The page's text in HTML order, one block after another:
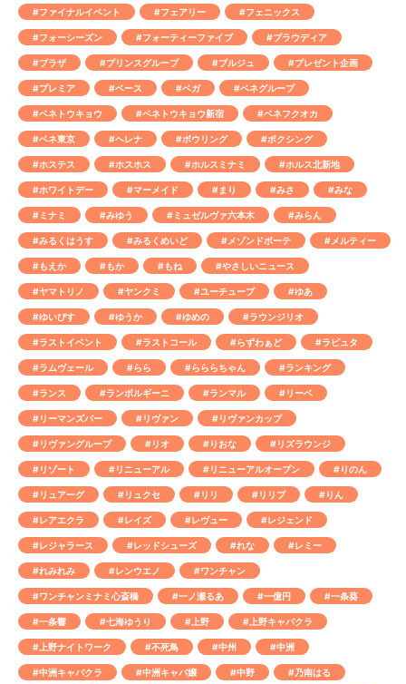
#ファイナルイベント #フェアリー #フェニックス
#フォーシーズン #フォーティーファイブ #プラウディア
#プラザ #プリンスグループ #ブルジュ #プレゼント企画
#プレミア #ベース #ベガ #ベネグループ
#ベネトウキョウ #ベネトウキョウ新宿 #ベネフクオカ
#ベネ東京 #ヘレナ #ボウリング #ボクシング
#ホステス #ホスホス #ホルスミナミ #ホルス北新地
#ホワイトデー #マーメイド #まり #みさ #みな
#ミナミ #みゆう #ミュゼルヴァ六本木 #みらん
#みるくはうす #みるくめいど #メゾンドボーテ #メルティー
#もえか #もか #もね #やさしいニュース
#ヤマトリノ #ヤンクミ #ユーチューブ #ゆあ
#ゆいぴす #ゆうか #ゆめの #ラウンジリオ
#ラストイベント #ラストコール #らずわぁど #ラピュタ
#ラムヴェール #らら #らららちゃん #ランキング
#ランス #ランボルギーニ #ランマル #リーベ
#リーマンズバー #リヴァン #リヴァンカップ
#リヴァングループ #リオ #りおな #リズラウンジ
#リゾート #リニューアル #リニューアルオープン #りのん
#リュアーグ #リュクセ #リリ #リリブ #りん
#レアエクラ #レイズ #レヴュー #レジェンド
#レジャラース #レッドシューズ #れな #レミー
#れみれみ #レンウエノ #ワンチャン
#ワンチャンミナミ心斎橋 #一ノ瀬るあ #一億円 #一条葵
#一条響 #七海ゆうり #上野 #上野キャバクラ
#上野ナイトワーク #不死鳥 #中州 #中洲
#中洲キャバクラ #中洲キャバ嬢 #中野 #乃南はる